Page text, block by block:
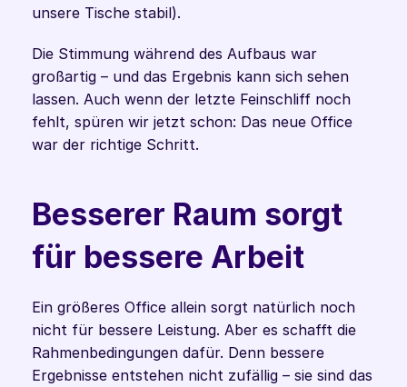
unsere Tische stabil).
Die Stimmung während des Aufbaus war
großartig – und das Ergebnis kann sich sehen
lassen. Auch wenn der letzte Feinschliff noch
fehlt, spüren wir jetzt schon: Das neue Office
war der richtige Schritt.
Besserer Raum sorgt
für bessere Arbeit
Ein größeres Office allein sorgt natürlich noch
nicht für bessere Leistung. Aber es schafft die
Rahmenbedingungen dafür. Denn bessere
Ergebnisse entstehen nicht zufällig – sie sind das